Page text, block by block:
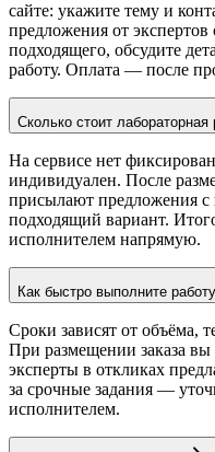
сайте: укажите тему и
предложения от
подходящего, обсудите
работу. Оплата — после
Сколько стоит лабораторная
На сервисе нет
индивидуален. После
присылают предложения
подходящий вариант.
исполнителем напрямую.
Как быстро выполните
Сроки зависят от объёма,
При размещении заказа вы
эксперты в откликах
за срочные задания —
исполнителем.